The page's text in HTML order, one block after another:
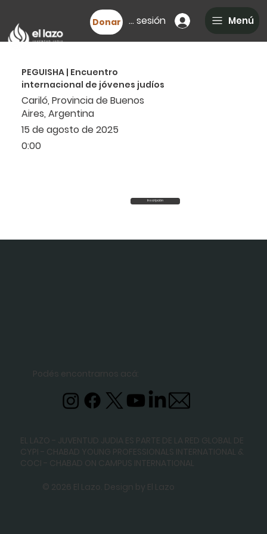
Iniciar sesión Menú
Donar
PEGUISHA | Encuentro
internacional de jóvenes judíos
Cariló, Provincia de Buenos
Aires, Argentina
15 de agosto de 2025
0:00
Inscripción
Podés encontrarnos acá:
© 2026 El Lazo. Design by El Lazo
EL LAZO - JUVENTUD JUDIA ES PARTE DE LA RED GLOBAL DE
CYPI - CHABAD YOUNG PROFESSIONALS INTERNATIONAL &
COCI - CHABAD ON CAMPUS INTERNATIONAL